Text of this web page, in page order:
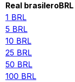
Real brasileroBRL
1 BRL
5 BRL
10 BRL
25 BRL
50 BRL
100 BRL